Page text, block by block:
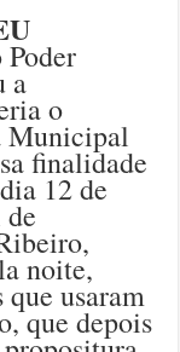
a
o
Municipal
finalidade
12 de
noite,
usaram
que depois